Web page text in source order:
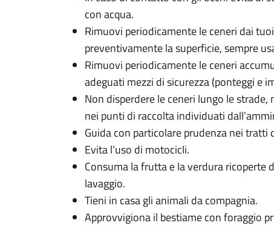
con acqua.
Rimuovi periodicamente le ceneri dai
preventivamente la superficie, sempre
Rimuovi periodicamente le ceneri
adeguati mezzi di sicurezza (ponteggi e
Non disperdere le ceneri lungo le
nei punti di raccolta individuati
Guida con particolare prudenza nei tratti
Evita l’uso di motocicli.
Consuma la frutta e la verdura ricoperte
lavaggio.
Tieni in casa gli animali da compagnia.
Approvvigiona il bestiame con foraggio